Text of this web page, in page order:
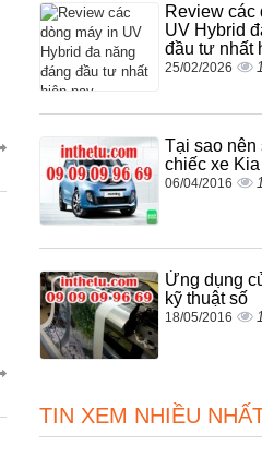
Review các
UV Hybrid
đầu tư nhất
25/02/2026
Tại sao
chiếc xe
06/04/2016
Ứng dụng
kỹ thuật số
18/05/2016
TIN XEM NHIỀU